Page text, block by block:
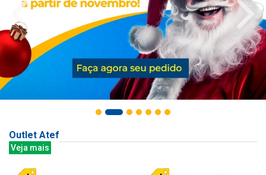
Outlet Atef
Veja mais